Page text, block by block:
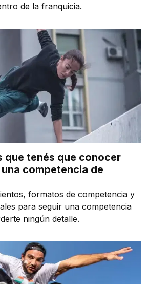
de la franquicia.
que tenés que conocer
competencia de
formatos de competencia y
para seguir una competencia
ningún detalle.